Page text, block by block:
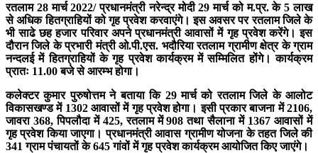
रतलाम 28 मार्च 2022/ प्रधानमंत्री नरेन्द्र मोदी 29 मार्च को म.प्र. के 5 लाख
से अधिक हितग्राहियों को गृह प्रवेश करवाएंगे। इस अवसर पर रतलाम जिले के
भी साढे छह हजार परिवार अपने प्रधानमंत्री आवासों में गृह प्रवेश करेंगे। इस
दौरान जिले के प्रभारी मंत्री ओ.पी.एस. भदौरिया रतलाम ग्रामीण क्षेत्र के ग्राम
नन्दलई में हितग्राहियों के गृह प्रवेश कार्यक्रम में सम्मिलित होंगे। कार्यक्रम
प्रातः 11.00 बजे से आरम्भ होगा।
कलेक्टर कुमार पुरुषोत्तम ने बताया कि 29 मार्च को रतलाम जिले के आलोट
विकासखण्ड में 1302 आवासों में गृह प्रवेश होगा। इसी प्रकार बाजना में 2106,
जावरा 368, पिपलौदा में 425, रतलाम में 908 तथा सैलाना में 1367 आवासों में
गृह प्रवेश किया जाएगा। प्रधानमंत्री आवास ग्रामीण योजना के तहत जिले की
341 ग्राम पंचायतों के 645 गांवों में गृह प्रवेश कार्यक्रम आयोजित किए जाएंगे।